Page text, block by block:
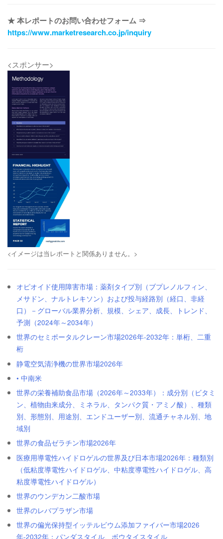
★ 本レポートのお問い合わせフォーム ⇒
https://www.marketresearch.co.jp/inquiry
<スポンサー>
<イメージは当レポートと関係ありません。>
オピオイド使用障害市場：薬剤タイプ別（ブプレノルフィン、
メサドン、ナルトレキソン）および投与経路別（経口、非経
口）－グローバル業界分析、規模、シェア、成長、トレンド、
予測（2024年～2034年）
世界のセミポータルクレーン市場2026年-2032年：単桁、二重
桁
静電空気清浄機の世界市場2026年
• 中南米
世界の栄養補助食品市場（2026年～2033年）：成分別（ビタミ
ン、植物由来成分、ミネラル、タンパク質・アミノ酸）、種類
別、形態別、用途別、エンドユーザー別、流通チャネル別、地
域別
世界の食品ゼラチン市場2026年
医療用導電性ハイドロゲルの世界及び日本市場2026年：種類別
（低粘度導電性ハイドロゲル、中粘度導電性ハイドロゲル、高
粘度導電性ハイドロゲル）
世界のウンデカン二酸市場
世界のレバプラザン市場
世界の偏光保持型イッテルビウム添加ファイバー市場2026
年-2032年：パンダスタイル、ボウタイスタイル